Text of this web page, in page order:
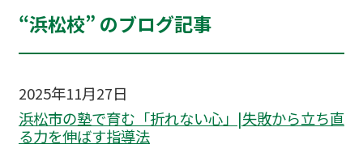
“浜松校” のブログ記事
2025年11月27日
浜松市の塾で育む「折れない心」|失敗から立ち直
る力を伸ばす指導法